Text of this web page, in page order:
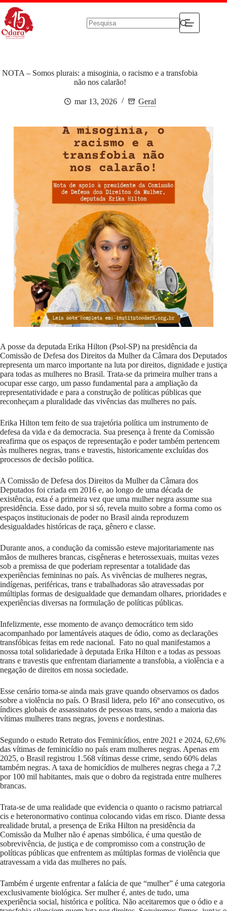
Pular
para
conteúdo
NOTA – Somos plurais: a misoginia, o racismo e a transfobia
não nos calarão!
mar 13, 2026 Geral
A posse da deputada Erika Hilton (Psol-SP) na presidência da
Comissão de Defesa dos Direitos da Mulher da Câmara dos Deputados
representa um marco importante na luta por direitos, dignidade e justiça
para todas as mulheres no Brasil. Trata-se da primeira mulher trans a
ocupar esse cargo, um passo fundamental para a ampliação da
representatividade e para a construção de políticas públicas que
reconheçam a pluralidade das vivências das mulheres no país.
Erika Hilton tem feito de sua trajetória política um instrumento de
defesa da vida e da democracia. Sua presença à frente da Comissão
reafirma que os espaços de representação e poder também pertencem
às mulheres negras, trans e travestis, historicamente excluídas dos
processos de decisão política.
A Comissão de Defesa dos Direitos da Mulher da Câmara dos
Deputados foi criada em 2016 e, ao longo de uma década de
existência, esta é a primeira vez que uma mulher negra assume sua
presidência. Esse dado, por si só, revela muito sobre a forma como os
espaços institucionais de poder no Brasil ainda reproduzem
desigualdades históricas de raça, gênero e classe.
Durante anos, a condução da comissão esteve majoritariamente nas
mãos de mulheres brancas, cisgêneras e heterossexuais, muitas vezes
sob a premissa de que poderiam representar a totalidade das
experiências femininas no país. As vivências de mulheres negras,
indígenas, periféricas, trans e trabalhadoras são atravessadas por
múltiplas formas de desigualdade que demandam olhares, prioridades e
experiências diversas na formulação de políticas públicas.
Infelizmente, esse momento de avanço democrático tem sido
acompanhado por lamentáveis ataques de ódio, como as declarações
transfóbicas feitas em rede nacional. Fato no qual manifestamos a
nossa total solidariedade à deputada Erika Hilton e a todas as pessoas
trans e travestis que enfrentam diariamente a transfobia, a violência e a
negação de direitos em nossa sociedade.
Esse cenário torna-se ainda mais grave quando observamos os dados
sobre a violência no país. O Brasil lidera, pelo 16º ano consecutivo, os
índices globais de assassinatos de pessoas trans, sendo a maioria das
vítimas mulheres trans negras, jovens e nordestinas.
Segundo o estudo Retrato dos Feminicídios, entre 2021 e 2024, 62,6%
das vítimas de feminicídio no país eram mulheres negras. Apenas em
2025, o Brasil registrou 1.568 vítimas desse crime, sendo 60% delas
também negras. A taxa de homicídios de mulheres negras chega a 7,2
por 100 mil habitantes, mais que o dobro da registrada entre mulheres
brancas.
Trata-se de uma realidade que evidencia o quanto o racismo patriarcal
cis e heteronormativo continua colocando vidas em risco. Diante dessa
realidade brutal, a presença de Erika Hilton na presidência da
Comissão da Mulher não é apenas simbólica, é uma questão de
sobrevivência, de justiça e de compromisso com a construção de
políticas públicas que enfrentem as múltiplas formas de violência que
atravessam a vida das mulheres no país.
Também é urgente enfrentar a falácia de que “mulher” é uma categoria
exclusivamente biológica. Ser mulher é, antes de tudo, uma
experiência social, histórica e política. Não aceitaremos que o ódio e a